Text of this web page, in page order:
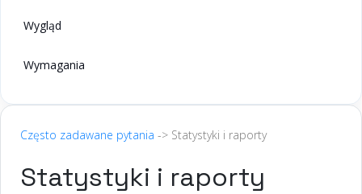
Wygląd
Wymagania
Często zadawane pytania -> Statystyki i raporty
Statystyki i raporty